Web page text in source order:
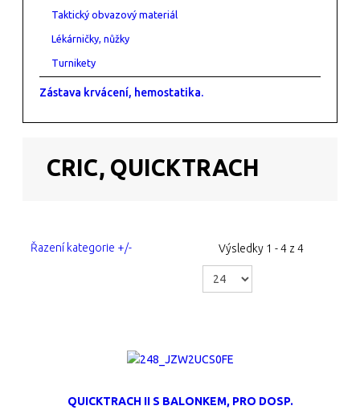
Taktický obvazový materiál
Lékárničky, nůžky
Turnikety
Zástava krvácení, hemostatika.
CRIC, QUICKTRACH
Řazení kategorie +/- Výsledky 1 - 4 z 4
QUICKTRACH II S BALONKEM, PRO DOSP.